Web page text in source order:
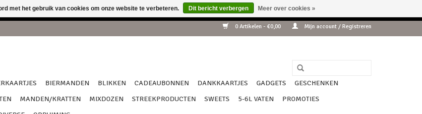
0 Artikelen - €0,00 Mijn account / Registreren
BIERMANDEN BLIKKEN CADEAUBONNEN DANKKAARTJES GADGETS
GESCHENKEN
MANDEN/KRATTEN MIXDOZEN STREEKPRODUCTEN SWEETS 5-6L VATEN
PROMOTIES
met het gebruik van cookies om onze website te verbeteren. Dit bericht verbergen Meer over cookies »
van 18/7 tem 27/7 !!! Dank je wel voor het begrip !!!